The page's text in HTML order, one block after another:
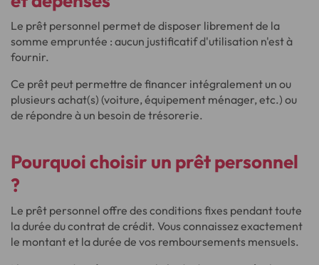
Le prêt personnel permet de disposer librement de la
somme empruntée : aucun justificatif d'utilisation n'est à
fournir.
Ce prêt peut permettre de financer intégralement un ou
plusieurs achat(s) (voiture, équipement ménager, etc.) ou
de répondre à un besoin de trésorerie.
Pourquoi choisir un prêt personnel
?
Le prêt personnel offre des conditions fixes pendant toute
la durée du contrat de crédit. Vous connaissez exactement
le montant et la durée de vos remboursements mensuels.